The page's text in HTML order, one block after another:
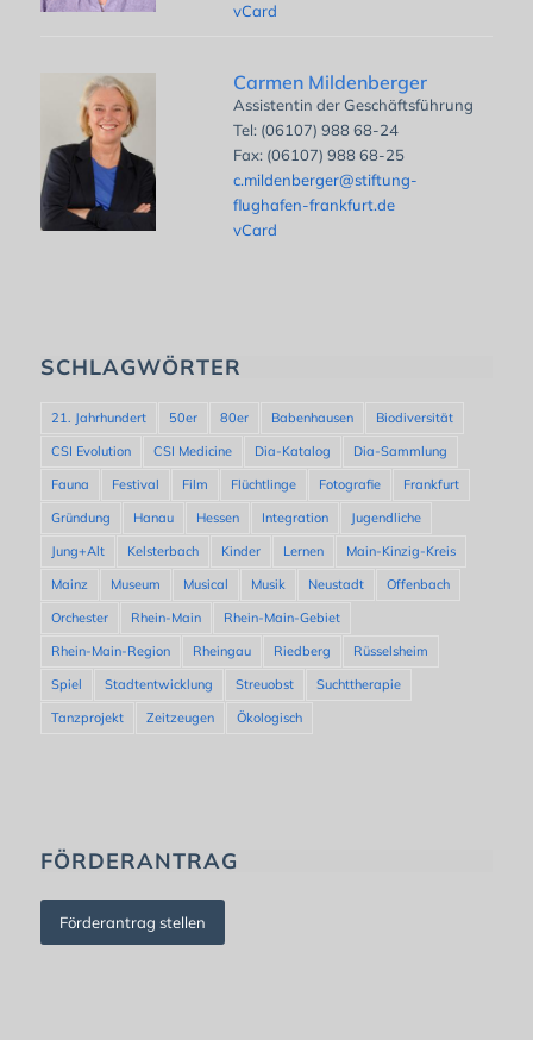
vCard
Carmen Mildenberger
Assistentin der Geschäftsführung
Tel: (06107) 988 68-24
Fax: (06107) 988 68-25
c.mildenberger@stiftung-
flughafen-frankfurt.de
vCard
SCHLAGWÖRTER
21. Jahrhundert 50er 80er Babenhausen
Biodiversität
CSI Evolution
CSI Medicine Dia-Katalog
Dia-Sammlung
Fauna
Festival Film Flüchtlinge Fotografie
Frankfurt
Gründung
Hanau Hessen Integration
Jugendliche
Jung+Alt
Kelsterbach Kinder Lernen
Main-Kinzig-Kreis
Mainz
Museum Musical Musik Neustadt
Offenbach
Orchester
Rhein-Main
Rhein-Main-Gebiet
Rhein-Main-Region
Rheingau Riedberg
Rüsselsheim
Spiel
Stadtentwicklung Streuobst
Suchttherapie
Tanzprojekt
Zeitzeugen Ökologisch
FÖRDERANTRAG
Förderantrag stellen